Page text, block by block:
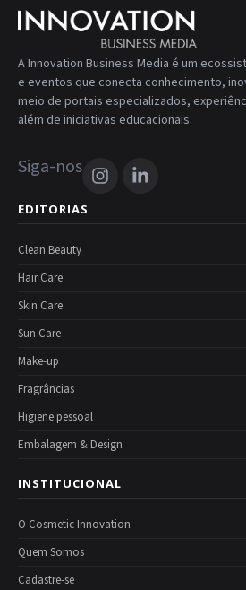
A Innovation Business Media é um
e eventos que conecta conhecimento,
meio de portais especializados,
além de iniciativas educacionais.
Siga-nos
EDITORIAS
Clean Beauty
Hair Care
Skin Care
Sun Care
Make-up
Fragrâncias
Higiene pessoal
Embalagem & Design
INSTITUCIONAL
O Cosmetic Innovation
Quem Somos
Cadastre-se